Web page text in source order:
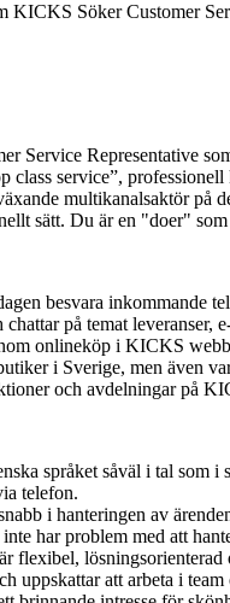
KICKS Söker Customer
Service Representative
class service”,
multikanalsaktör på
sätt. Du är en "doer"
besvara inkommande
på temat leveranser,
onlineköp i KICKS
i Sverige, men även
och avdelningar på
språket såväl i tal som i
telefon.
i hanteringen av
har problem med att
flexibel, lösningsorienterad
uppskattar att arbeta i